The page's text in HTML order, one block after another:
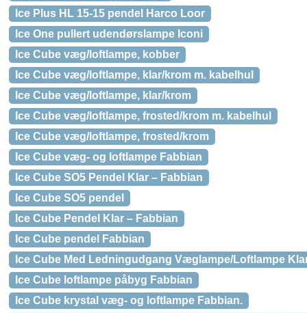
Ice Plus HL 15-15 pendel Harco Loor
Ice One pullert udendørslampe Iconi
Ice Cube væg/loftlampe, kobber
Ice Cube væg/loftlampe, klar/krom m. kabelhul
Ice Cube væg/loftlampe, klar/krom
Ice Cube væg/loftlampe, frosted/krom m. kabelhul
Ice Cube væg/loftlampe, frosted/krom
Ice Cube væg- og loftlampe Fabbian
Ice Cube SO5 Pendel Klar – Fabbian
Ice Cube SO5 pendel
Ice Cube Pendel Klar – Fabbian
Ice Cube pendel Fabbian
Ice Cube Med Ledningudgang Væglampe/Loftlampe
Ice Cube loftlampe påbyg Fabbian
Ice Cube krystal væg- og loftlampe Fabbian.